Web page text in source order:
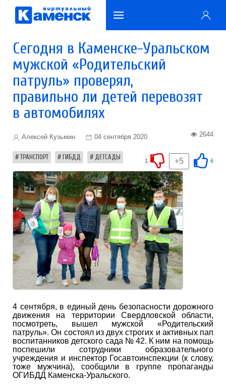
Сегодня в Каменске-Уральском
мужской «Родительский
патруль» проверял,
правильно ли детей перевозят
в автомобилях
Алексей Кузьмин 04 сентября 2020 2644
ТРАНСПОРТ ГИБДД ДЕТСАДЫ 6
+5
1
4 сентября, в единый день безопасности дорожного
движения на территории Свердловской области,
посмотреть, вышел мужской «Родительский
патруль». Он состоял из двух строгих и активных пап
воспитанников детского сада № 42. К ним на помощь
поспешили сотрудники образовательного
учреждения и инспектор Госавтоинспекции (к слову,
тоже мужчина), сообщили в группе пропаганды
ОГИБДД Каменска-Уральского.